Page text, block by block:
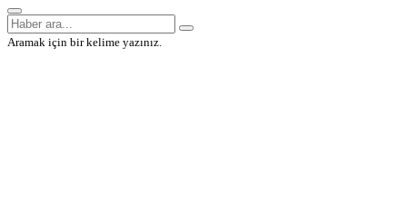
Aramak için bir kelime yazınız.